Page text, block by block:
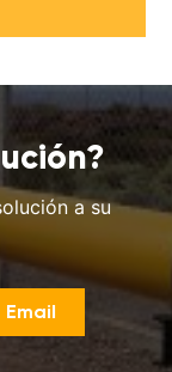
a su
Email